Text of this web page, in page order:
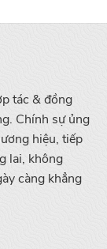
tác & đồng
Chính sự ủng
hiệu, tiếp
lai, không
càng khẳng